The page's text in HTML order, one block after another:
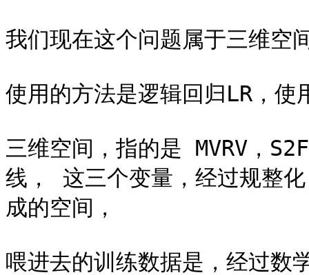
我们现在这个问题属于三维空
使用的方法是逻辑回归LR，
三维空间，指的是 MVRV，
线， 这三个变量，经过规整
成的空间，
喂进去的训练数据是，经过数